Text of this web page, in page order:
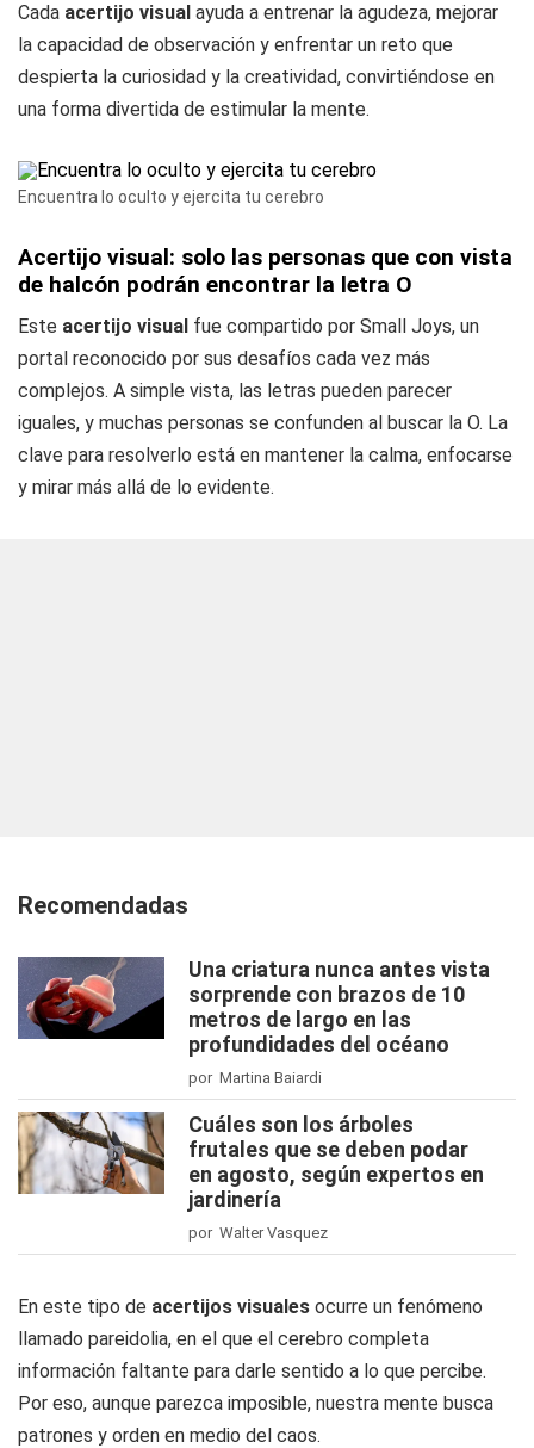
Cada acertijo visual ayuda a entrenar la agudeza, mejorar
la capacidad de observación y enfrentar un reto que
despierta la curiosidad y la creatividad, convirtiéndose en
una forma divertida de estimular la mente.
Encuentra lo oculto y ejercita tu cerebro
Acertijo visual: solo las personas que con vista
de halcón podrán encontrar la letra O
Este acertijo visual fue compartido por Small Joys, un
portal reconocido por sus desafíos cada vez más
complejos. A simple vista, las letras pueden parecer
iguales, y muchas personas se confunden al buscar la O. La
clave para resolverlo está en mantener la calma, enfocarse
y mirar más allá de lo evidente.
Recomendadas
Una criatura nunca antes vista
sorprende con brazos de 10
metros de largo en las
profundidades del océano
por Martina Baiardi
Cuáles son los árboles
frutales que se deben podar
en agosto, según expertos en
jardinería
por Walter Vasquez
En este tipo de acertijos visuales ocurre un fenómeno
llamado pareidolia, en el que el cerebro completa
información faltante para darle sentido a lo que percibe.
Por eso, aunque parezca imposible, nuestra mente busca
patrones y orden en medio del caos.